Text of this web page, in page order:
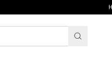
HASTA 70% OFF